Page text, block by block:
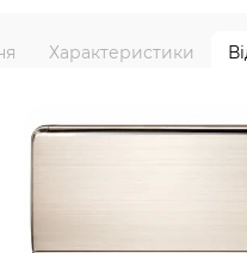
Характеристики